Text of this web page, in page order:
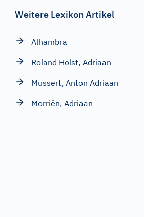
Weitere Lexikon Artikel
Alhambra
Roland Holst, Adriaan
Mussert, Anton Adriaan
Morriën, Adriaan